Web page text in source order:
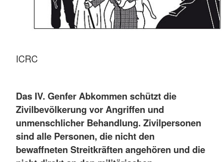
ICRC
Das IV. Genfer Abkommen schützt die
Zivilbevölkerung vor Angriffen und
unmenschlicher Behandlung. Zivilpersonen
sind alle Personen, die nicht den
bewaffneten Streitkräften angehören und die